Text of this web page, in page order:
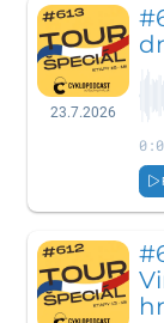
23.7.2026